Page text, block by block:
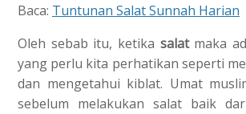
Baca: Tuntunan Salat Sunnah Harian
Oleh sebab itu, ketika salatmaka
yang perlu kita perhatikan seperti
dan mengetahui kiblat. Umat
sebelum melakukan salat baik